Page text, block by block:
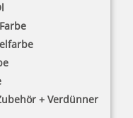
+ Verdünner
25 ml